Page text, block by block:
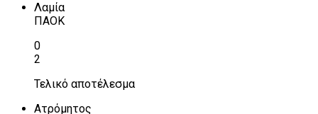
Λαμία
ΠΑΟΚ
0
2
Τελικό αποτέλεσμα
Ατρόμητος